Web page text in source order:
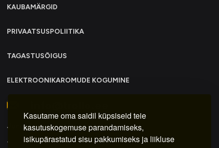
Kasutame oma saidil küpsiseid teie
kasutuskogemuse parandamiseks,
isikupärastatud sisu pakkumiseks ja liikluse
KAUBAMÄRGID
PRIVAATSUSPOLIITIKA
TAGASTUSÕIGUS
ELEKTROONIKAROMUDE KOGUMINE
Juriidiline aadress:
Trummi tn 30y, Tallinn 12617